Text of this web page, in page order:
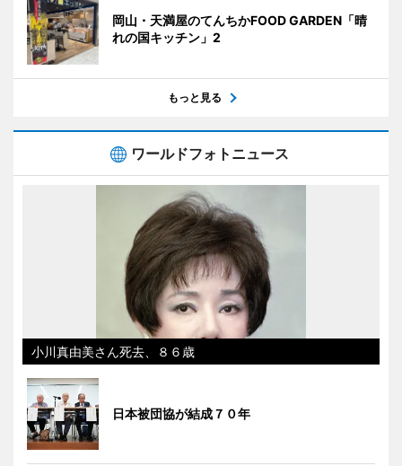
岡山・天満屋のてんちかFOOD GARDEN「晴
れの国キッチン」2
もっと見る
ワールドフォトニュース
小川真由美さん死去、８６歳
日本被団協が結成７０年